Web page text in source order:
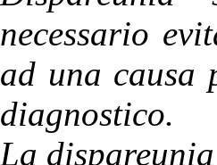
necessario
ad una causa
diagnostico.
La